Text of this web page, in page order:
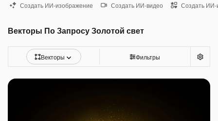
Создать ИИ-изображение Создать ИИ-видео Создать ИИ-
Векторы По Запросу Золотой свет
Векторы Фильтры